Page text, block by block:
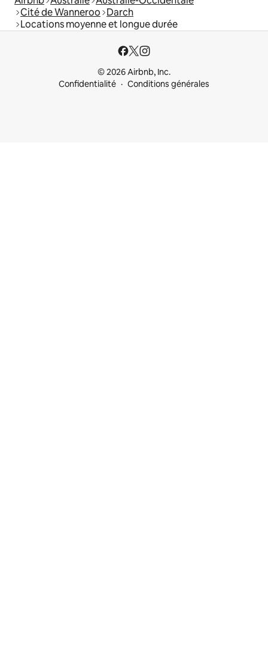
Cité de Wanneroo Darch
Locations moyenne et longue durée
© 2026 Airbnb, Inc.
Confidentialité
Conditions générales